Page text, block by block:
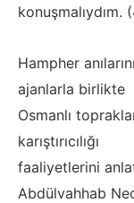
konuşmalıydım.
Hampher
ajanlarla birlikte
Osmanlı
karıştırıcılığı
faaliyetlerini
Abdülvahhab